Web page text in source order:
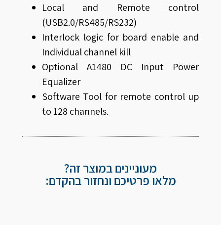
Local and Remote control
(USB2.0/RS485/RS232)
Interlock logic for board enable and
Individual channel kill
Optional A1480 DC Input Power
Equalizer
Software Tool for remote control up
to 128 channels.
מעוניינים במוצר זה?
מלאו פרטיכם ונחזור בהקדם: